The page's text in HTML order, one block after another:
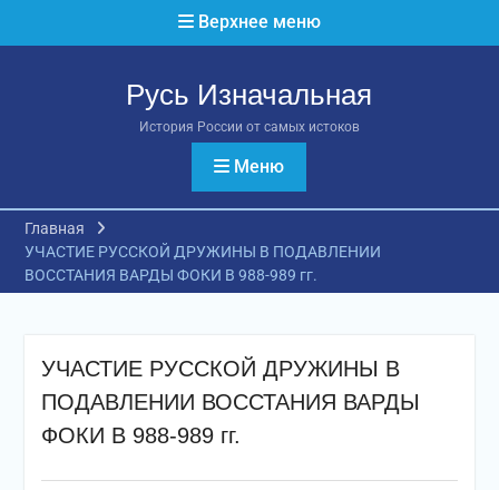
Верхнее меню
Русь Изначальная
История России от самых истоков
Меню
Главная
УЧАСТИЕ РУССКОЙ ДРУЖИНЫ В ПОДАВЛЕНИИ
ВОССТАНИЯ ВАРДЫ ФОКИ В 988-989 гг.
УЧАСТИЕ РУССКОЙ ДРУЖИНЫ В
ПОДАВЛЕНИИ ВОССТАНИЯ ВАРДЫ
ФОКИ В 988-989 гг.